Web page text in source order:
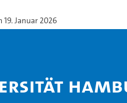
Januar 2026